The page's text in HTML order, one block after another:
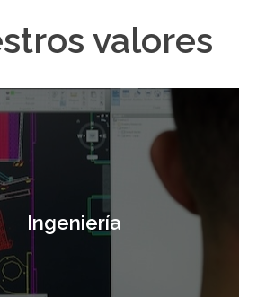
valores
Ingeniería
departamento de
posee amplia
y conocimiento
para desarrollar las
que los mercados
requieren